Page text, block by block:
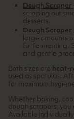
Dough Scraper
scraping out
desserts.
Dough Scraper
large amounts
for fermenting.
and gentle
Both sizes are heat-
used as spatulas.
for maximum
Whether baking,
dough scrapers,
Available individually